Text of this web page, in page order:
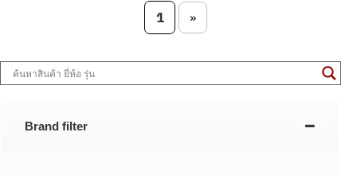
Post navigation 1 »
Brand filter